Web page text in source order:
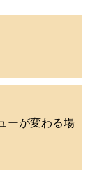
ーが変わる場